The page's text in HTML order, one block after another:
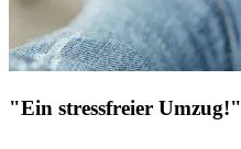
"Ein stressfreier Umzug!"